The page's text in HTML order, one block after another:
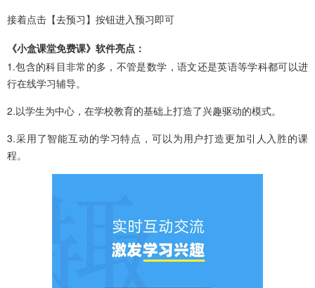
接着点击【去预习】按钮进入预习即可
《小盒课堂免费课》软件亮点：
1.包含的科目非常的多，不管是数学，语文还是英语等学科都可以进
行在线学习辅导。
2.以学生为中心，在学校教育的基础上打造了兴趣驱动的模式。
3.采用了智能互动的学习特点，可以为用户打造更加引人入胜的课
程。